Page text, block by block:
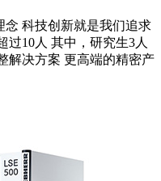
科技创新就是我们追求
过10人 其中，研究生3人
解决方案 更高端的精密产